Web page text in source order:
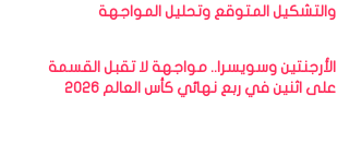
والتشكيل المتوقع وتحليل المواجهة
الأرجنتين وسويسرا.. مواجهة لا تقبل القسمة
على اثنين في ربع نهائي كأس العالم 2026